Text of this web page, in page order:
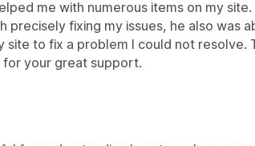
me with numerous items on my site.
precisely fixing my issues, he also was
site to fix a problem I could not resolve.
for your great support.